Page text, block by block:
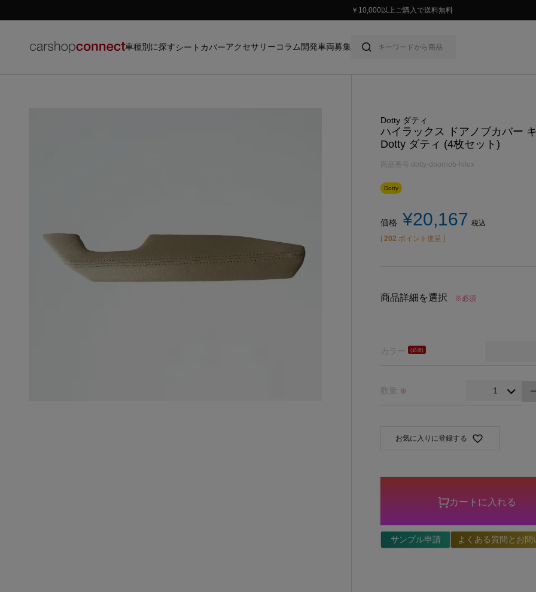
￥10,000以上ご購入で送料無料
車種別に探すシートカバーアクセサリーコラム 開発車両募集
Dotty ダティ
ハイラックス ドアノブカバー
Dotty ダティ (4枚セット)
商品番号 dotty-doornob-hilux
Dotty
価格 ¥20,167 税込
[ 202 ポイント進呈 ]
商品詳細を選択 ※必須
カラー
お気に入りに登録する
数量 ※
カートに入れる
サンプル申請 よくある質問とお問